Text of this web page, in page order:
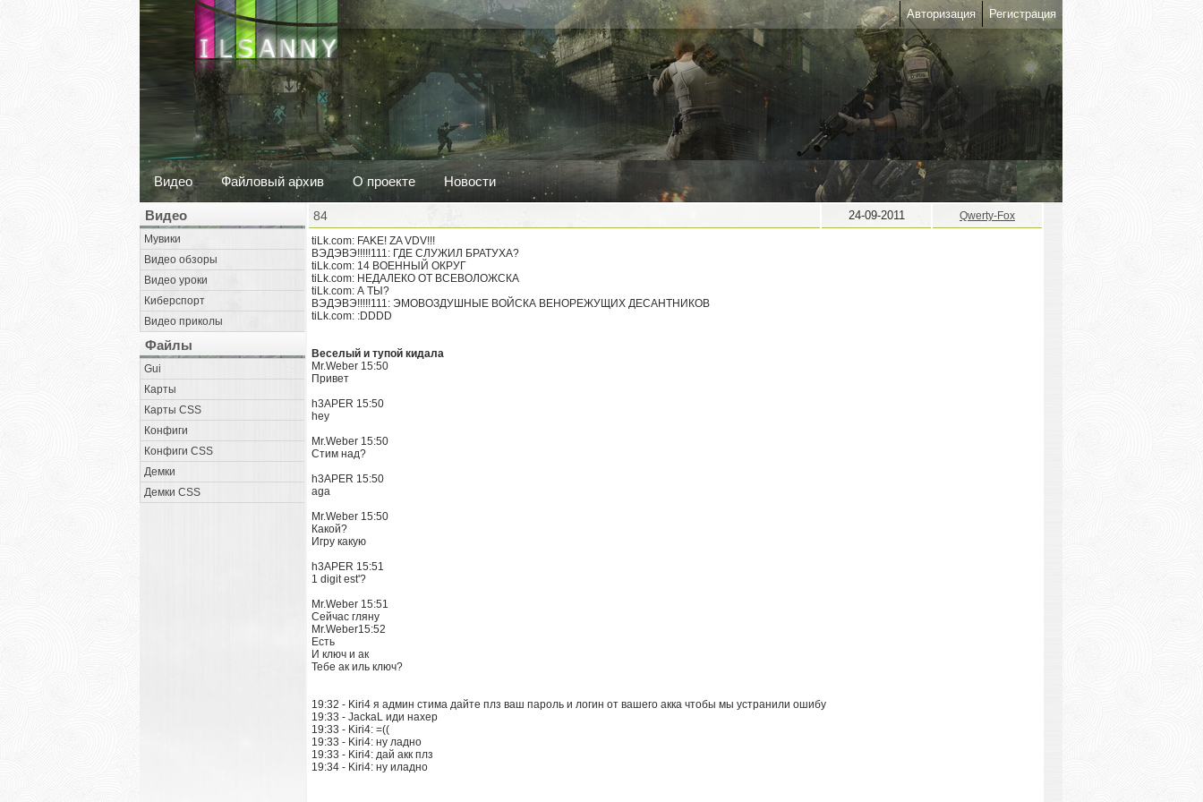
Авторизация Регистрация
Видео Файловый архив О проекте Новости
Видео
Мувики
Видео обзоры
Видео уроки
Киберспорт
Видео приколы
Файлы
Gui
Карты
Карты CSS
Конфиги
Конфиги CSS
Демки
Демки CSS
84 24-09-2011
Qwerty-Fox
tiLk.com: FAKE! ZA VDV!!!
ВЭДЭВЭ!!!!!111: ГДЕ СЛУЖИЛ БРАТУХА?
tiLk.com: 14 ВОЕННЫЙ ОКРУГ
tiLk.com: НЕДАЛЕКО ОТ ВСЕВОЛОЖСКА
tiLk.com: А ТЫ?
ВЭДЭВЭ!!!!!111: ЭМОВОЗДУШНЫЕ ВОЙСКА ВЕНОРЕЖУЩИХ ДЕСАНТНИКОВ
tiLk.com: :DDDD
Веселый и тупой кидала
Mr.Weber 15:50
Привет
h3APER 15:50
hey
Mr.Weber 15:50
Стим над?
h3APER 15:50
aga
Mr.Weber 15:50
Какой?
Игру какую
h3APER 15:51
1 digit est'?
Mr.Weber 15:51
Сейчас гляну
Mr.Weber15:52
Есть
И ключ и ак
Тебе ак иль ключ?
19:32 - Kiri4 я админ стима дайте плз ваш пароль и логин от вашего акка чтобы мы устранили ошибу
19:33 - JackaL иди нахер
19:33 - Kiri4: =((
19:33 - Kiri4: ну ладно
19:33 - Kiri4: дай акк плз
19:34 - Kiri4: ну иладно